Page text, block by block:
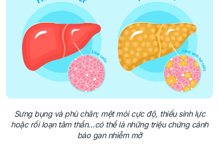
Sưng bụng và phù chân; mệt mỏi cực độ, thiếu sinh lực
hoặc rối loạn tâm thần…có thể là những triệu chứng cảnh
báo gan nhiễm mỡ